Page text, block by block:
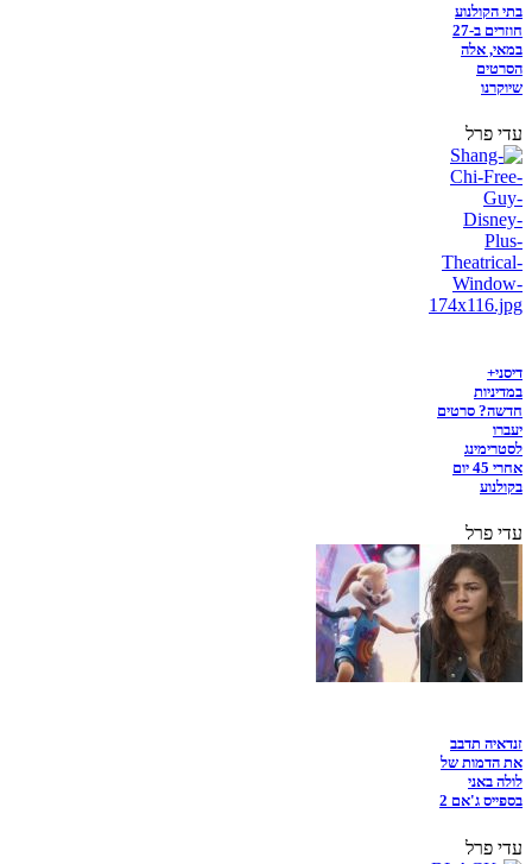
בתי הקולנוע
חוזרים ב-27
במאי, אלה
הסרטים
שיוקרנו
עדי פרל
דיסני+
במדיניות
חדשה? סרטים
יעברו
לסטרימינג
אחרי 45 יום
בקולנוע
עדי פרל
זנדאיה תדבב
את הדמות של
לולה באני
בספייס ג'אם 2
עדי פרל